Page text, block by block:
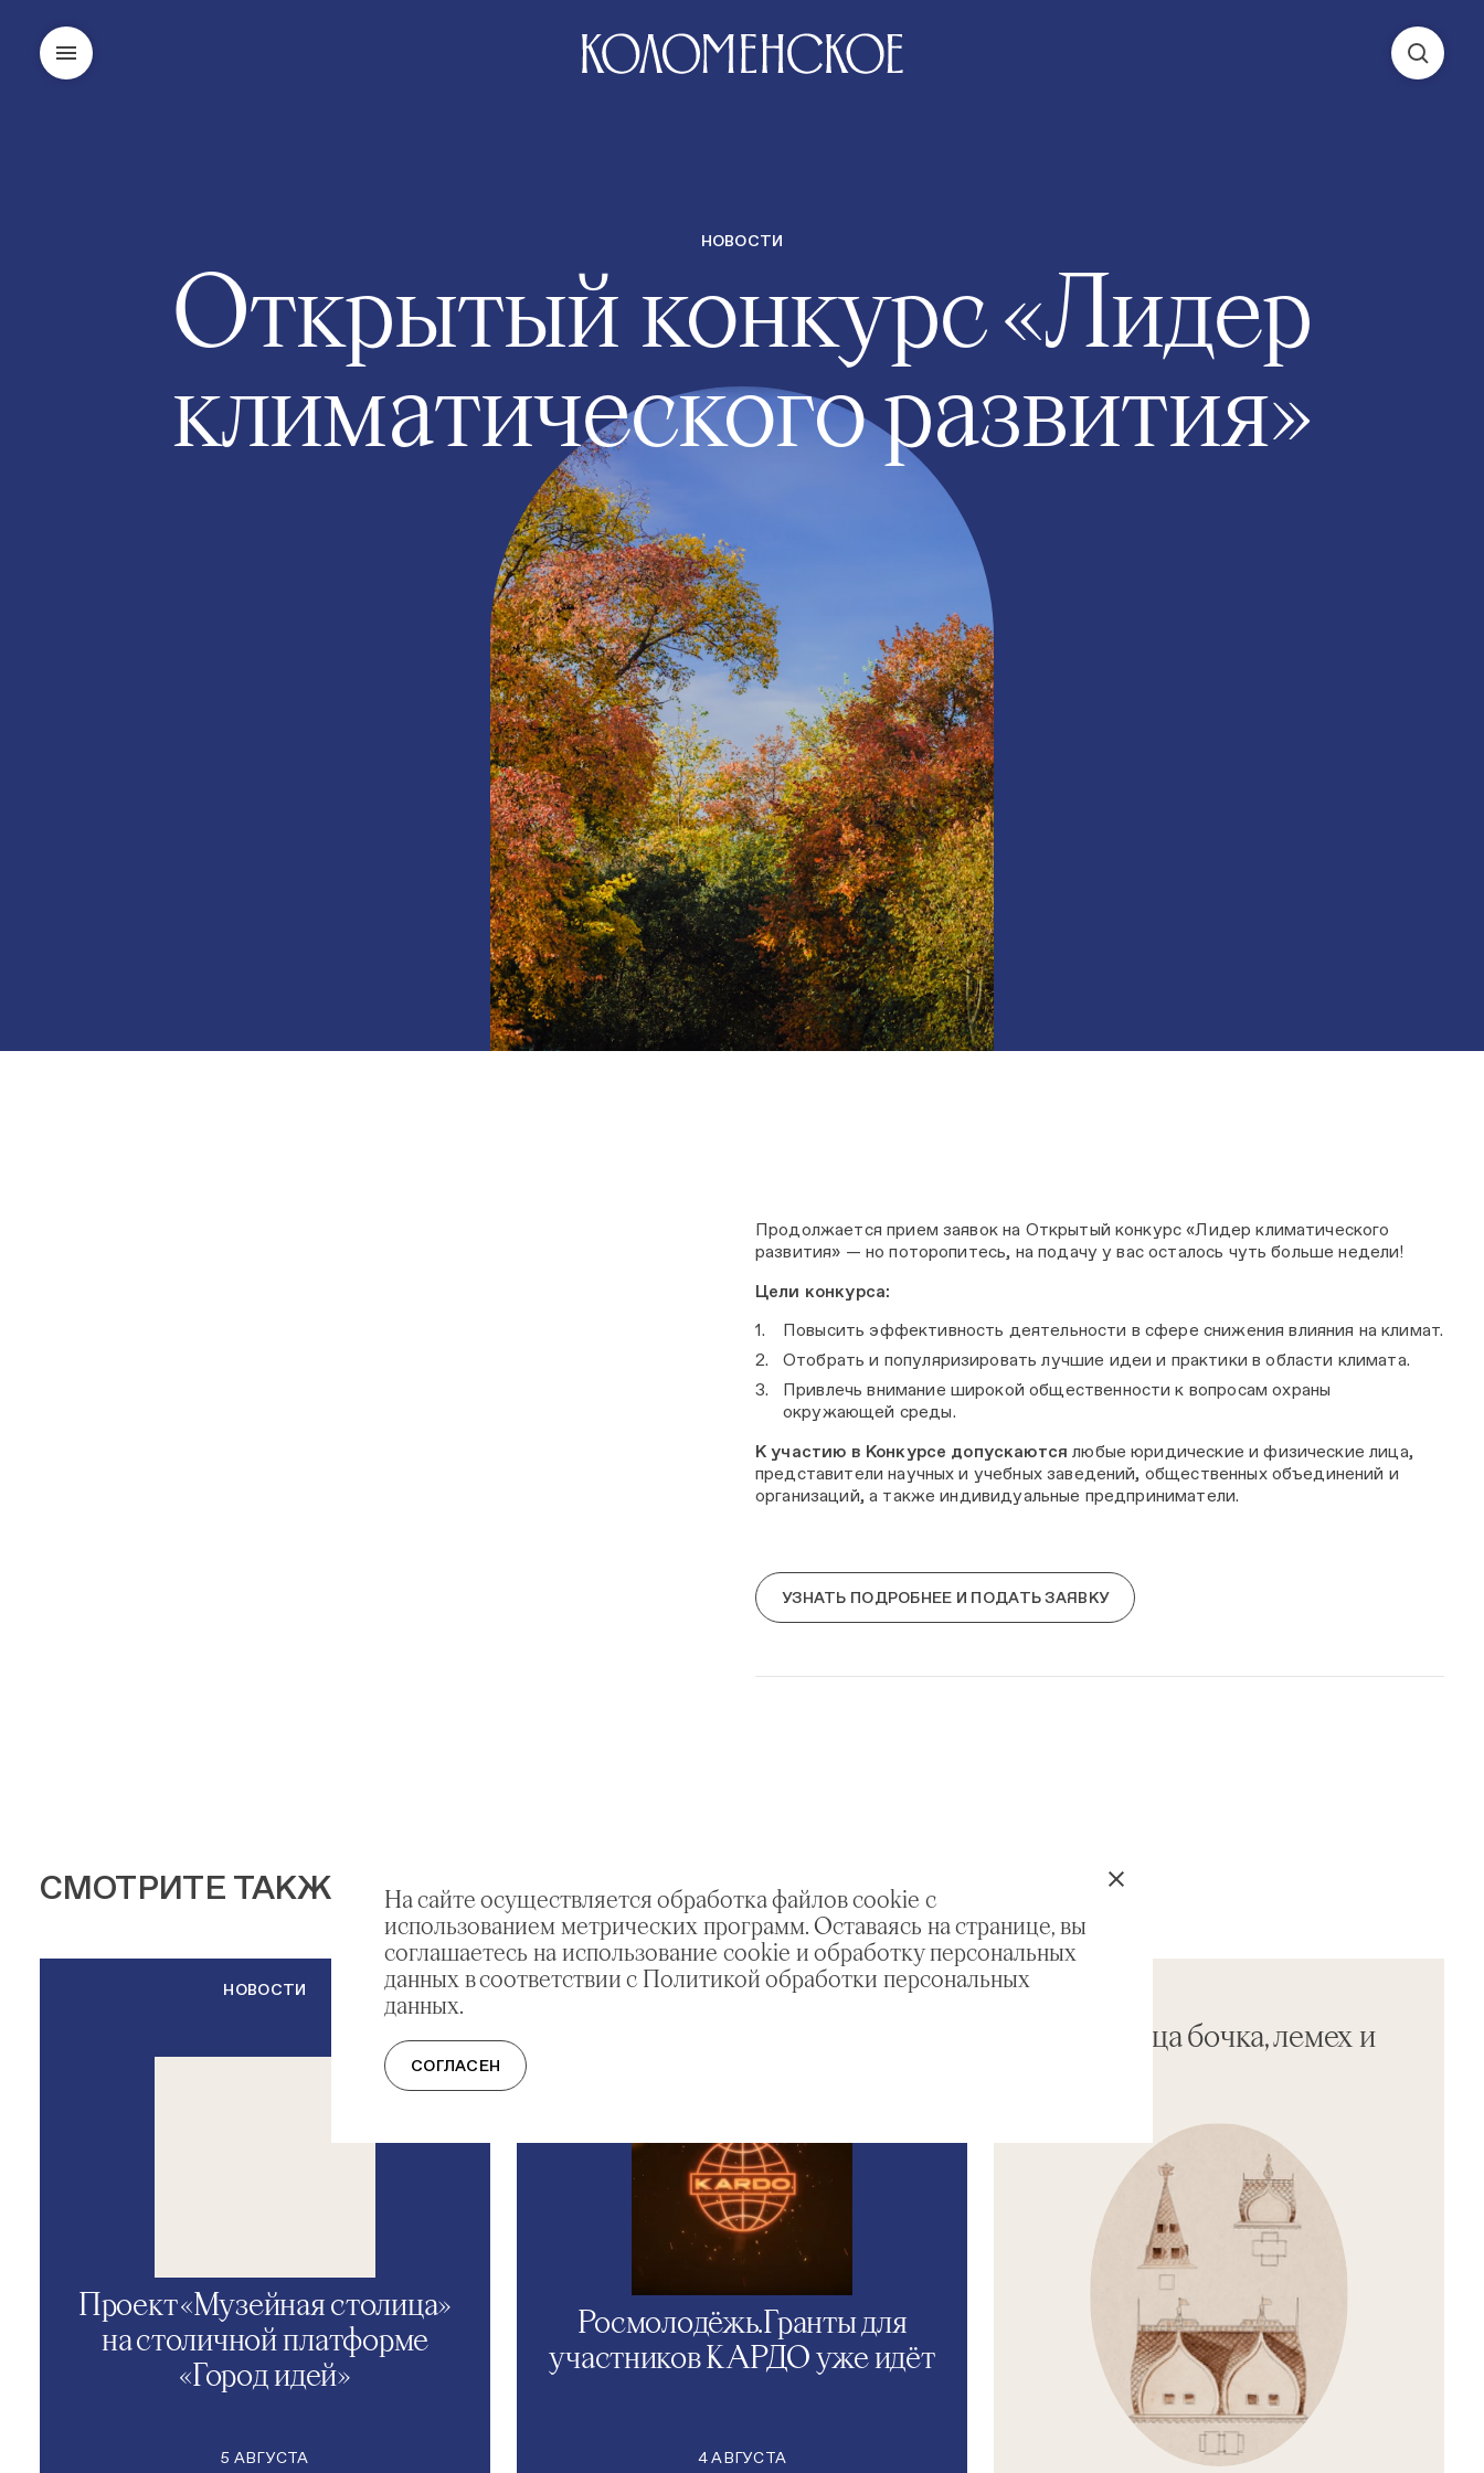
На сайте осуществляется обработка файлов cookie с
использованием метрических программ. Оставаясь на странице, вы
соглашаетесь на использование cookie и обработку персональных
данных в соответствии с Политикой обработки персональных
данных.
СОГЛАСЕН
НОВОСТИ
Открытый конкурс «Лидер
климатического развития»
Продолжается прием заявок на Открытый конкурс «Лидер климатического
развития» — но поторопитесь, на подачу у вас осталось чуть больше недели!
Цели конкурса:
Повысить эффективность деятельности в сфере снижения влияния на климат.
Отобрать и популяризировать лучшие идеи и практики в области климата.
Привлечь внимание широкой общественности к вопросам охраны
окружающей среды.
К участию в Конкурсе допускаютсялюбые юридические и физические лица,
представители научных и учебных заведений, общественных объединений и
организаций, а также индивидуальные предприниматели.
УЗНАТЬ ПОДРОБНЕЕ И ПОДАТЬ ЗАЯВКУ
СМОТРИТЕ ТАКЖЕ
НОВОСТИ
Проект «Музейная столица»
на столичной платформе
«Город идей»
5 АВГУСТА
НОВОСТИ
Росмолодёжь.Гранты для
участников КАРДО уже идёт
4 АВГУСТА
ВЫСТАВКИ
Где у Дворца бочка, лемех и